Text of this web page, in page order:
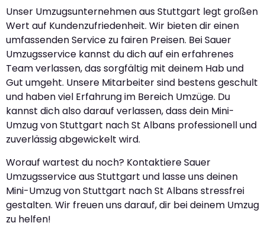
Unser Umzugsunternehmen aus Stuttgart legt großen
Wert auf Kundenzufriedenheit. Wir bieten dir einen
umfassenden Service zu fairen Preisen. Bei Sauer
Umzugsservice kannst du dich auf ein erfahrenes
Team verlassen, das sorgfältig mit deinem Hab und
Gut umgeht. Unsere Mitarbeiter sind bestens geschult
und haben viel Erfahrung im Bereich Umzüge. Du
kannst dich also darauf verlassen, dass dein Mini-
Umzug von Stuttgart nach St Albans professionell und
zuverlässig abgewickelt wird.
Worauf wartest du noch? Kontaktiere Sauer
Umzugsservice aus Stuttgart und lasse uns deinen
Mini-Umzug von Stuttgart nach St Albans stressfrei
gestalten. Wir freuen uns darauf, dir bei deinem Umzug
zu helfen!